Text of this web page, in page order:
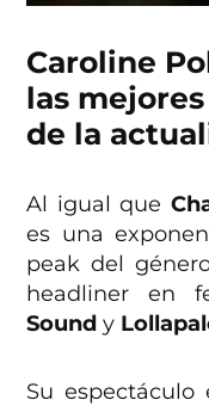
Caroline
las
de la
Al igual que
es una
peak del
headliner en
Soundy
Su